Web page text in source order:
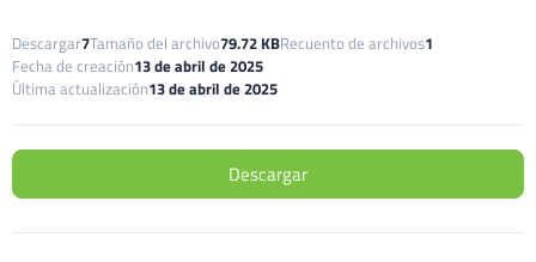
Descargar7Tamaño del archivo79.72 KBRecuento de archivos1
Fecha de creación13 de abril de 2025
Última actualización13 de abril de 2025
Descargar